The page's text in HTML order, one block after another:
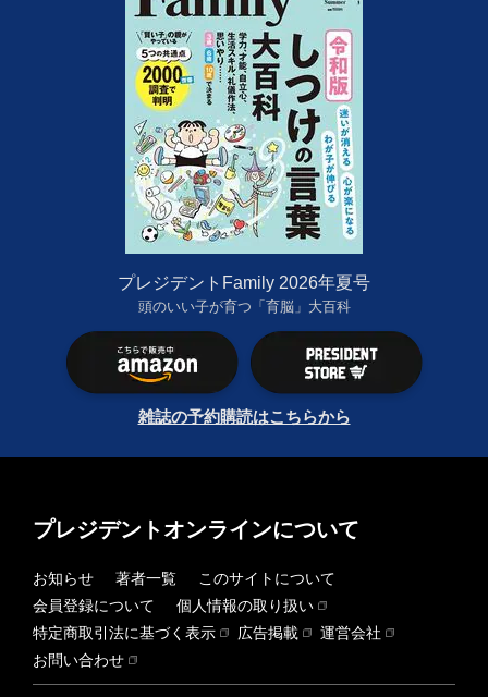
プレジデントFamily 2026年夏号
頭のいい子が育つ「育脳」大百科
雑誌の予約購読はこちらから
プレジデントオンラインについて
お知らせ 著者一覧
このサイトについて
会員登録について
個人情報の取り扱い
特定商取引法に基づく表示
広告掲載
運営会社
お問い合わせ